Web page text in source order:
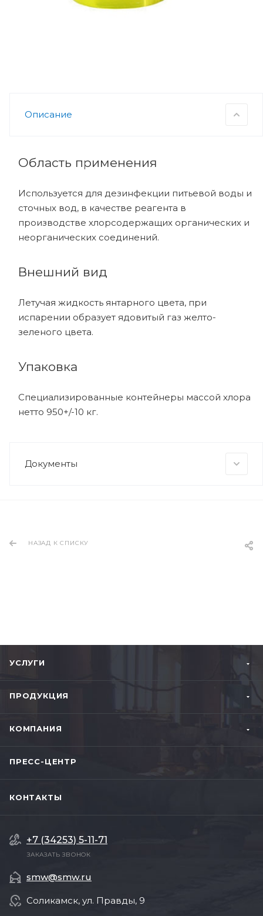
Описание
Область применения
Используется для дезинфекции питьевой воды и
сточных вод, в качестве реагента в
производстве хлорсодержащих органических и
неорганических соединений.
Внешний вид
Летучая жидкость янтарного цвета, при
испарении образует ядовитый газ желто-
зеленого цвета.
Упаковка
Специализированные контейнеры массой хлора
нетто 950+/-10 кг.
Документы
НАЗАД К СПИСКУ
УСЛУГИ
ПРОДУКЦИЯ
КОМПАНИЯ
ПРЕСС-ЦЕНТР
КОНТАКТЫ
+7 (34253) 5-11-71
ЗАКАЗАТЬ ЗВОНОК
smw@smw.ru
Соликамск, ул. Правды, 9